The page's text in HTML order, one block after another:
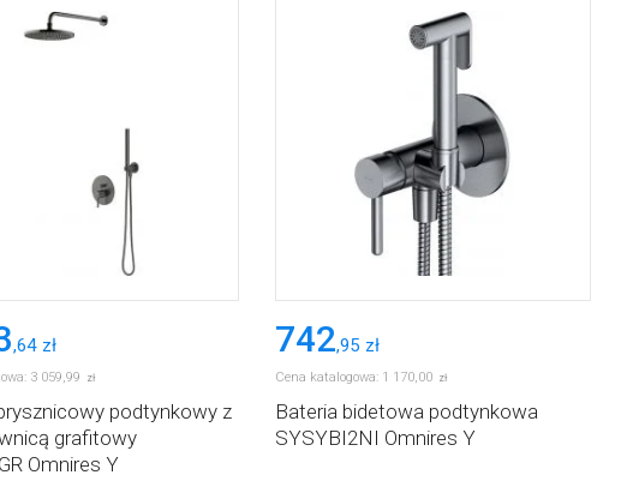
,64 zł
3 059,99 zł
podtynkowy z
grafitowy
Omnires Y
742,95 zł
Cena katalogowa: 1 170,00 zł
Bateria bidetowa podtynkowa
SYSYBI2NI Omnires Y